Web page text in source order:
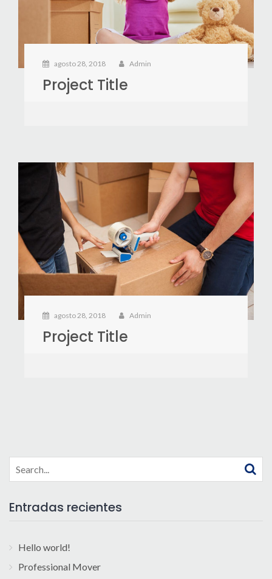
agosto 28, 2018 Admin
Project Title
agosto 28, 2018 Admin
Project Title
Search
for:
Entradas recientes
Hello world!
Professional Mover